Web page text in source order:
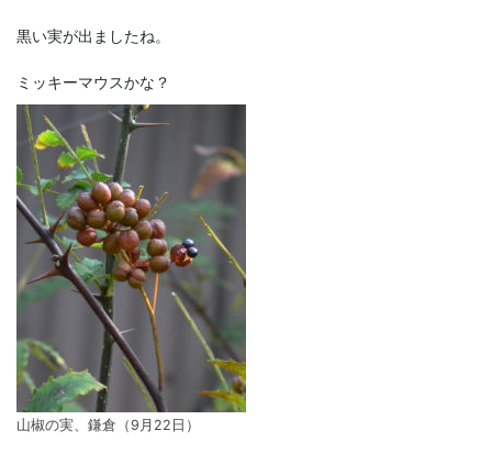
黒い実が出ましたね。
ミッキーマウスかな？
山椒の実、鎌倉（9月22日）